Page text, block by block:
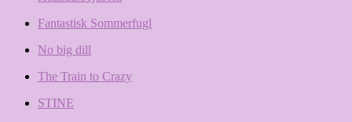
Fantastisk Sommerfugl
No big dill
The Train to Crazy
STINE